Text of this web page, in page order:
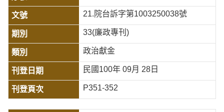
21.院台訴字第1003250038號
33(廉政專刊)
政治獻金
民國100年 09月 28日
P351-352